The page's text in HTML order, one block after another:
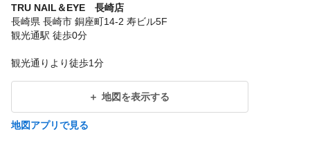
TRU NAIL＆EYE 長崎店
長崎県 長崎市 銅座町14-2 寿ビル5F
観光通駅 徒歩0分
観光通りより徒歩1分
地図を表示する
地図アプリで見る